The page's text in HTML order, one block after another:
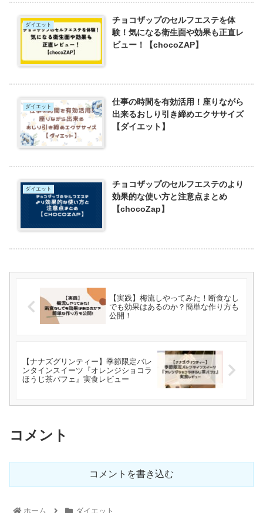
ダイエット
チョコザップのセルフエステを体
験！気になる衛生面や効果も正直レ
ビュー！【chocoZAP】
ダイエット
仕事の時間を有効活用！座りながら
出来るおしり引き締めエクササイズ
【ダイエット】
ダイエット
チョコザップのセルフエステのより
効果的な使い方と注意点まとめ
【chocoZap】
【実践】梅流しやってみた！断食なし
でも効果はあるのか？簡単な作り方も
公開！
【ナナズグリンティー】季節限定バレ
ンタインスイーツ『オレンジショコラ
ほうじ茶パフェ』実食レビュー
コメント
コメントを書き込む
ホーム ダイエット